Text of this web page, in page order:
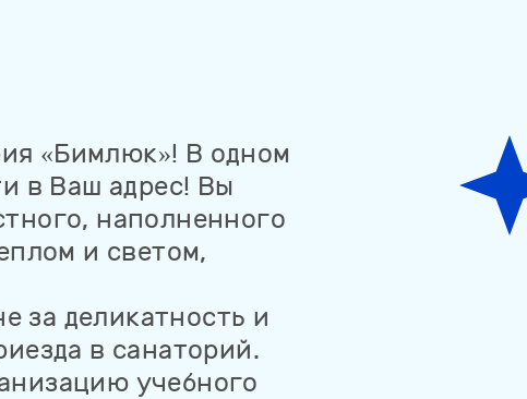
«Бимлюк»! В одном
в Ваш адрес! Вы
наполненного
и светом,
за деликатность и
в санаторий.
учебного